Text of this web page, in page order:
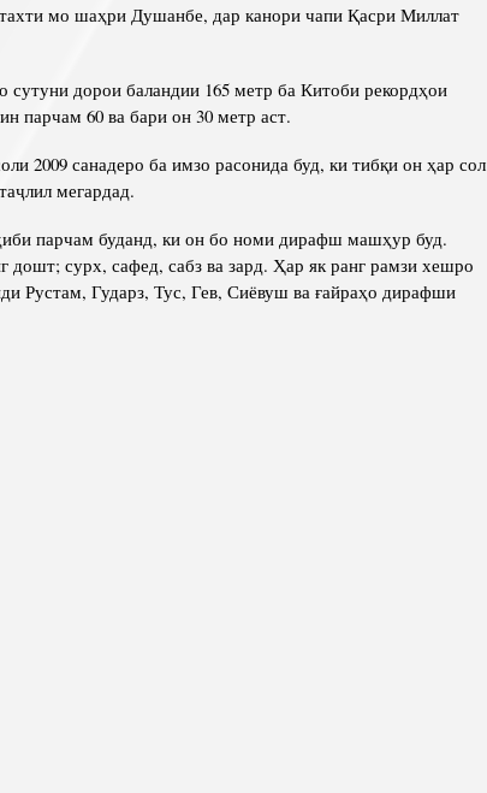
мо шаҳри Душанбе, дар канори чапи Қасри Миллат
дорои баландии 165 метр ба Китоби рекордҳои
парчам 60 ва бари он 30 метр аст.
2009 санадеро ба имзо расонида буд, ки тибқи он ҳар сол
мегардад.
парчам буданд, ки он бо номи дирафш машҳур буд.
сурх, сафед, сабз ва зард. Ҳар як ранг рамзи хешро
Рустам, Гударз, Тус, Гев, Сиёвуш ва ғайраҳо дирафши